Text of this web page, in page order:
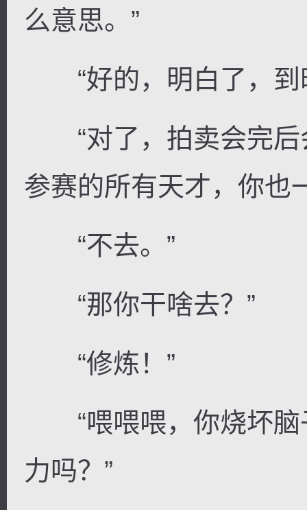
么意思。”
“好的，明白了，到
“对了，拍卖会完后
参赛的所有天才，你也
“不去。”
“那你干啥去？”
“修炼！”
“喂喂喂，你烧坏脑
力吗？”